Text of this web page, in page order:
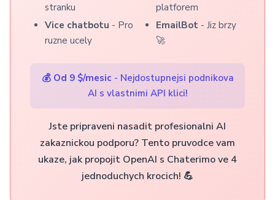
stranku
Vice chatbotu - Pro
ruzne ucely
platforem
EmailBot - Jiz brzy
🚀
💰 Od 9 $/mesic - Nejdostupnejsi podnikova
AI s vlastnimi API klici!
Jste pripraveni nasadit profesionalni AI
zakaznickou podporu? Tento pruvodce vam
ukaze, jak propojit OpenAI s Chaterimo ve 4
jednoduchych krocich! 💪